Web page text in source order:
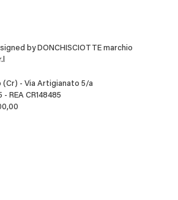
by DONCHISCIOTTE marchio
(Cr) - Via Artigianato 5/a
- REA CR148485